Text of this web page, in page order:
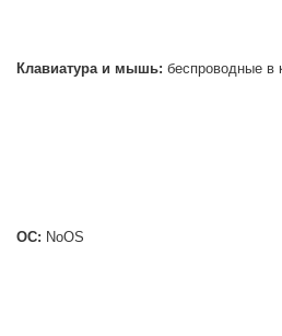
Клавиатура и мышь: беспроводные в
ОС: NoOS